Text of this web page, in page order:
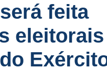
feita
eleitorais